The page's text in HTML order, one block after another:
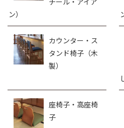
アン椅子
チール・アイア
ン）